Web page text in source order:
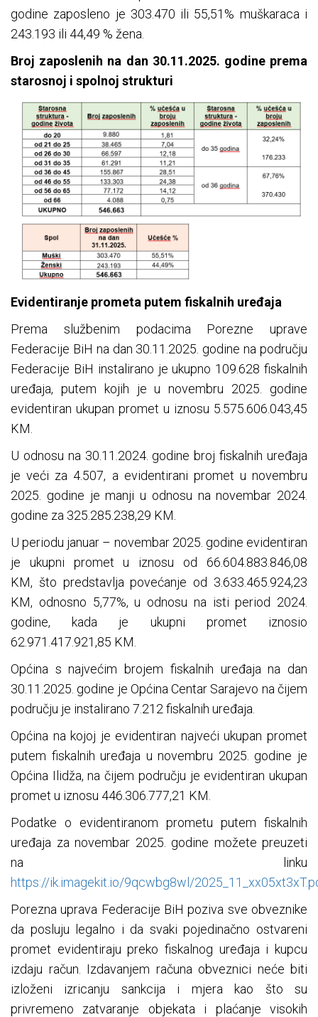
godine zaposleno je 303.470 ili 55,51% muškaraca i
243.193 ili 44,49 % žena.
Broj zaposlenih na dan 30.11.2025. godine prema
starosnoj i spolnoj strukturi
Evidentiranje prometa putem fiskalnih uređaja
Prema službenim podacima Porezne uprave
Federacije BiH na dan 30.11.2025. godine na području
Federacije BiH instalirano je ukupno 109.628 fiskalnih
uređaja, putem kojih je u novembru 2025. godine
evidentiran ukupan promet u iznosu 5.575.606.043,45
KM.
U odnosu na 30.11.2024. godine broj fiskalnih uređaja
je veći za 4.507, a evidentirani promet u novembru
2025. godine je manji u odnosu na novembar 2024.
godine za 325.285.238,29 KM.
U periodu januar – novembar 2025. godine evidentiran
je ukupni promet u iznosu od 66.604.883.846,08
KM, što predstavlja povećanje od 3.633.465.924,23
KM, odnosno 5,77%, u odnosu na isti period 2024.
godine, kada je ukupni promet iznosio
62.971.417.921,85 KM.
Općina s najvećim brojem fiskalnih uređaja na dan
30.11.2025. godine je Općina Centar Sarajevo na čijem
području je instalirano 7.212 fiskalnih uređaja.
Općina na kojoj je evidentiran najveći ukupan promet
putem fiskalnih uređaja u novembru 2025. godine je
Općina Ilidža, na čijem području je evidentiran ukupan
promet u iznosu 446.306.777,21 KM.
Podatke o evidentiranom prometu putem fiskalnih
uređaja za novembar 2025. godine možete preuzeti
na linku
https://ik.imagekit.io/9qcwbg8wl/
Porezna uprava Federacije BiH poziva sve obveznike
da posluju legalno i da svaki pojedinačno ostvareni
promet evidentiraju preko fiskalnog uređaja i kupcu
izdaju račun. Izdavanjem računa obveznici neće biti
izloženi izricanju sankcija i mjera kao što su
privremeno zatvaranje objekata i plaćanje visokih